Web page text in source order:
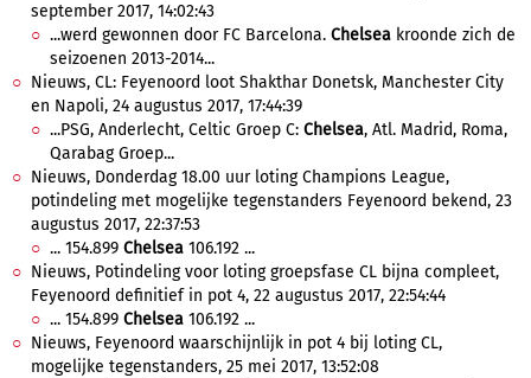
september 2017, 14:02:43
...werd gewonnen door FC Barcelona. Chelsea kroonde zich de
seizoenen 2013-2014...
Nieuws, CL: Feyenoord loot Shakthar Donetsk, Manchester City
en Napoli, 24 augustus 2017, 17:44:39
...PSG, Anderlecht, Celtic Groep C: Chelsea, Atl. Madrid, Roma,
Qarabag Groep...
Nieuws, Donderdag 18.00 uur loting Champions League,
potindeling met mogelijke tegenstanders Feyenoord bekend, 23
augustus 2017, 22:37:53
... 154.899 Chelsea 106.192 ...
Nieuws, Potindeling voor loting groepsfase CL bijna compleet,
Feyenoord definitief in pot 4, 22 augustus 2017, 22:54:44
... 154.899 Chelsea 106.192 ...
Nieuws, Feyenoord waarschijnlijk in pot 4 bij loting CL,
mogelijke tegenstanders, 25 mei 2017, 13:52:08